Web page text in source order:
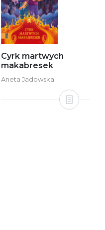
Cyrk martwych
makabresek
Aneta Jadowska